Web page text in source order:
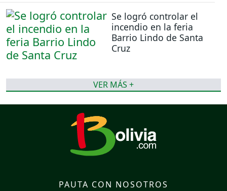
Se logró controlar el
incendio en la feria
Barrio Lindo de Santa
Cruz
VER MÁS +
PAUTA CON NOSOTROS